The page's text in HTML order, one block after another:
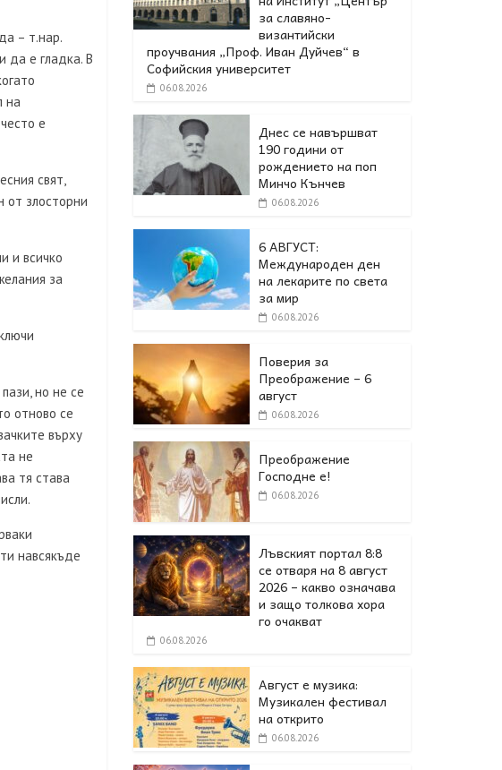
– т.нар.
да е гладка. В
на
е
свят,
от злосторни
и всичко
за
но не се
отново се
върху
не
тя става
навсякъде
за славяно-
византийски
проучвания „Проф. Иван Дуйчев“ в
Софийския университет
06.08.2026
Днес се навършват
190 години от
рождението на поп
Минчо Кънчев
06.08.2026
6 АВГУСТ:
Международен ден
на лекарите по света
за мир
06.08.2026
Поверия за
Преображение – 6
август
06.08.2026
Преображение
Господне е!
06.08.2026
Лъвският портал 8:8
се отваря на 8 август
2026 – какво означава
и защо толкова хора
го очакват
06.08.2026
Август е музика:
Музикален фестивал
на открито
06.08.2026